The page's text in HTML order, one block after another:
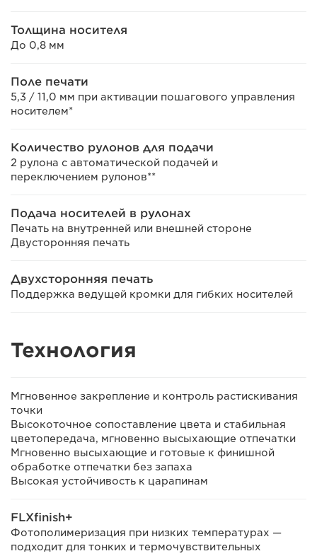
Толщина носителя
До 0,8 мм
Поле печати
5,3 / 11,0 мм при активации пошагового управления
носителем*
Количество рулонов для подачи
2 рулона с автоматической подачей и
переключением рулонов**
Подача носителей в рулонах
Печать на внутренней или внешней стороне
Двусторонняя печать
Двухсторонняя печать
Поддержка ведущей кромки для гибких носителей
Технология
Мгновенное закрепление и контроль растискивания
точки
Высокоточное сопоставление цвета и стабильная
цветопередача, мгновенно высыхающие отпечатки
Мгновенно высыхающие и готовые к финишной
обработке отпечатки без запаха
Высокая устойчивость к царапинам
FLXfinish+
Фотополимеризация при низких температурах —
подходит для тонких и термочувствительных